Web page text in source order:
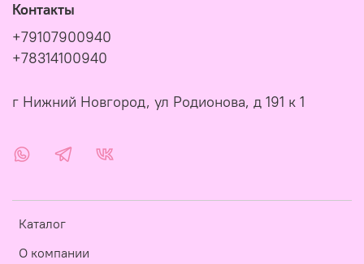
Каталог
О компании
Контакты
+79107900940
+78314100940
г Нижний Новгород, ул Родионова, д 191 к 1